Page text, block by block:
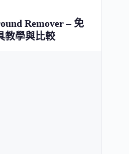
Remover – 免
教學與比較